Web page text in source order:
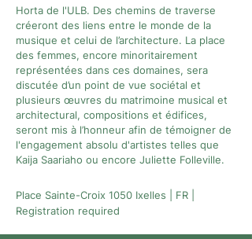
Horta de l'ULB. Des chemins de traverse
créeront des liens entre le monde de la
musique et celui de l’architecture. La place
des femmes, encore minoritairement
représentées dans ces domaines, sera
discutée d’un point de vue sociétal et
plusieurs œuvres du matrimoine musical et
architectural, compositions et édifices,
seront mis à l’honneur afin de témoigner de
l'engagement absolu d'artistes telles que
Kaija Saariaho ou encore Juliette Folleville.
Place Sainte-Croix 1050 Ixelles | FR |
Registration required